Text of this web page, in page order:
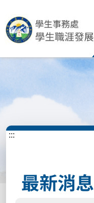
:::
最新消息